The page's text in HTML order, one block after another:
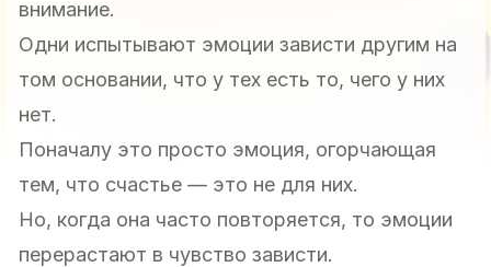
внимание.
Одни испытывают эмоции зависти другим на
том основании, что у тех есть то, чего у них
нет.
Поначалу это просто эмоция, огорчающая
тем, что счастье — это не для них.
Но, когда она часто повторяется, то эмоции
перерастают в чувство зависти.